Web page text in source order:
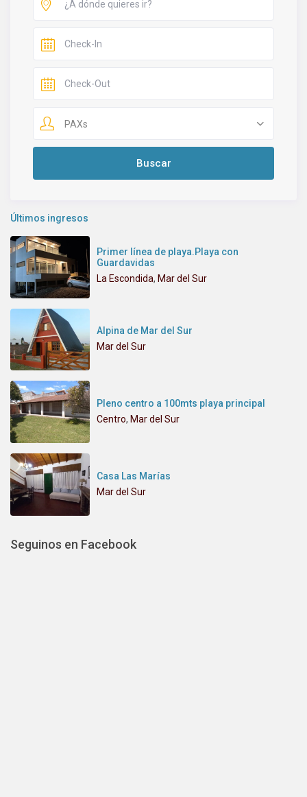
PAXs
Últimos ingresos
Primer línea de playa.Playa con
Guardavidas
La Escondida, Mar del Sur
Alpina de Mar del Sur
Mar del Sur
Pleno centro a 100mts playa principal
Centro, Mar del Sur
Casa Las Marías
Mar del Sur
Seguinos en Facebook